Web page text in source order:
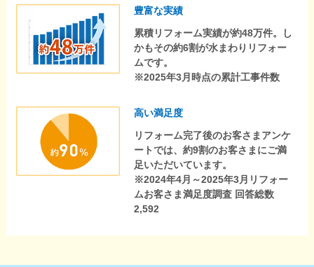
豊富な実績
累積リフォーム実績が約48万件。し
かもその約6割が水まわりリフォー
ムです。
※2025年3月時点の累計工事件数
高い満足度
リフォーム完了後のお客さまアンケ
ートでは、約9割のお客さまにご満
足いただいています。
※2024年4月～2025年3月リフォー
ムお客さま満足度調査 回答総数
2,592